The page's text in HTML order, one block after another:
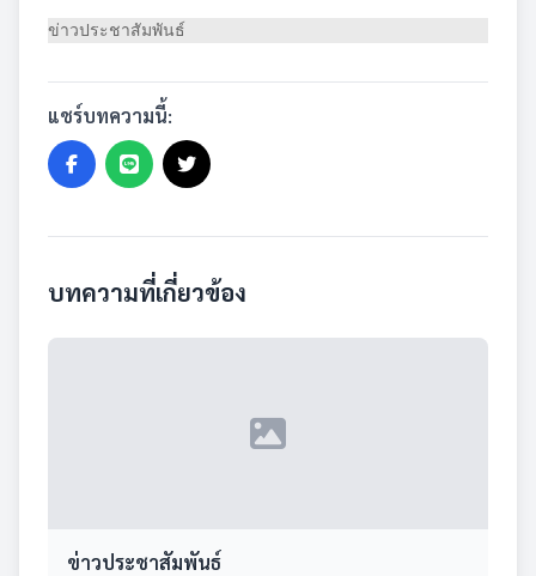
ข่าวประชาสัมพันธ์
แชร์บทความนี้:
บทความที่เกี่ยวข้อง
ข่าวประชาสัมพันธ์